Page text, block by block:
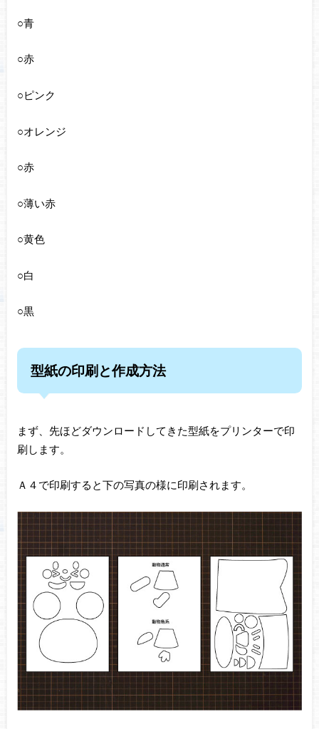
○青
○赤
○ピンク
○オレンジ
○赤
○薄い赤
○黄色
○白
○黒
型紙の印刷と作成方法
まず、先ほどダウンロードしてきた型紙をプリンターで印
刷します。
Ａ４で印刷すると下の写真の様に印刷されます。